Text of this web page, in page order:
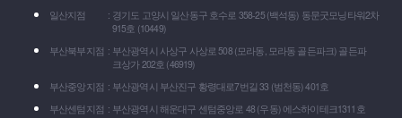
일산지점
경기도 고양시 일산동구 호수로 358-25 (백석동) 동문굿모닝타워2차
915호 (10449)
부산북부지점
부산광역시 사상구 사상로 508 (모라동, 모라동 골든파크) 골든파
크상가 202호 (46919)
부산중앙지점
부산광역시 부산진구 황령대로7번길 33 (범천동) 401호
부산센텀지점
부산광역시 해운대구 센텀중앙로 48 (우동) 에스하이테크1311호